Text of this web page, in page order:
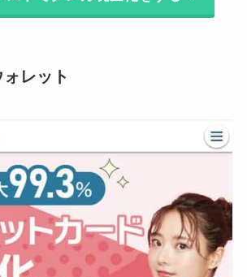
レット